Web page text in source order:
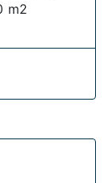
m2